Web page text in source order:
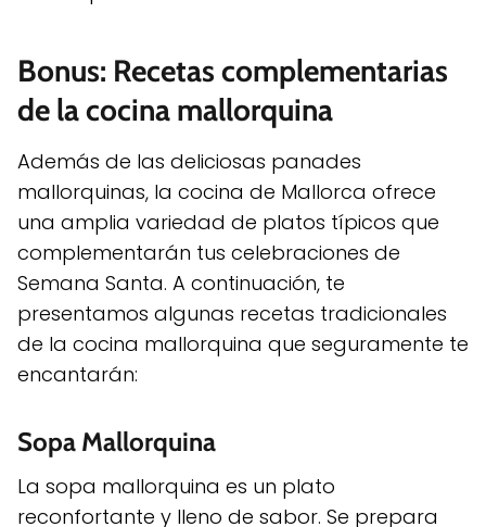
Bonus: Recetas complementarias
de la cocina mallorquina
Además de las deliciosas panades
mallorquinas, la cocina de Mallorca ofrece
una amplia variedad de platos típicos que
complementarán tus celebraciones de
Semana Santa. A continuación, te
presentamos algunas recetas tradicionales
de la cocina mallorquina que seguramente te
encantarán:
Sopa Mallorquina
La sopa mallorquina es un plato
reconfortante y lleno de sabor. Se prepara